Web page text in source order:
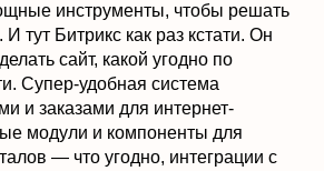
инструменты, чтобы решать
тут Битрикс как раз кстати. Он
сайт, какой угодно по
Супер-удобная система
и заказами для интернет-
модули и компоненты для
— что угодно, интеграции с